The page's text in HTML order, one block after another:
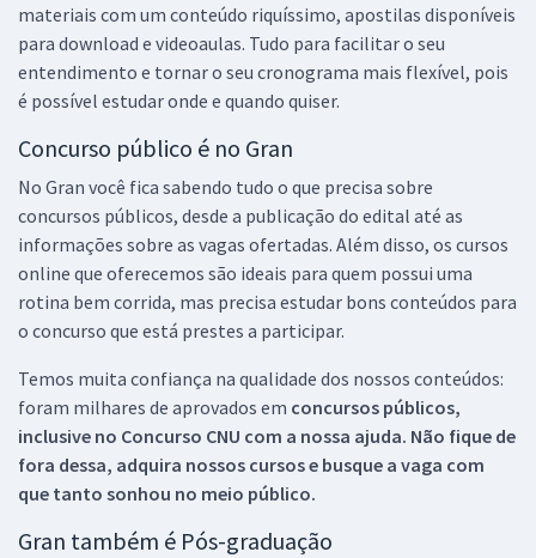
materiais com um conteúdo riquíssimo, apostilas disponíveis
para download e videoaulas. Tudo para facilitar o seu
entendimento e tornar o seu cronograma mais flexível, pois
é possível estudar onde e quando quiser.
Concurso público é no Gran
No Gran você fica sabendo tudo o que precisa sobre
concursos públicos, desde a publicação do edital até as
informações sobre as vagas ofertadas. Além disso, os cursos
online que oferecemos são ideais para quem possui uma
rotina bem corrida, mas precisa estudar bons conteúdos para
o concurso que está prestes a participar.
Temos muita confiança na qualidade dos nossos conteúdos:
foram milhares de aprovados em concursos públicos,
inclusive no Concurso CNU com a nossa ajuda. Não fique de
fora dessa, adquira nossos cursos e busque a vaga com
que tanto sonhou no meio público.
Gran também é Pós-graduação